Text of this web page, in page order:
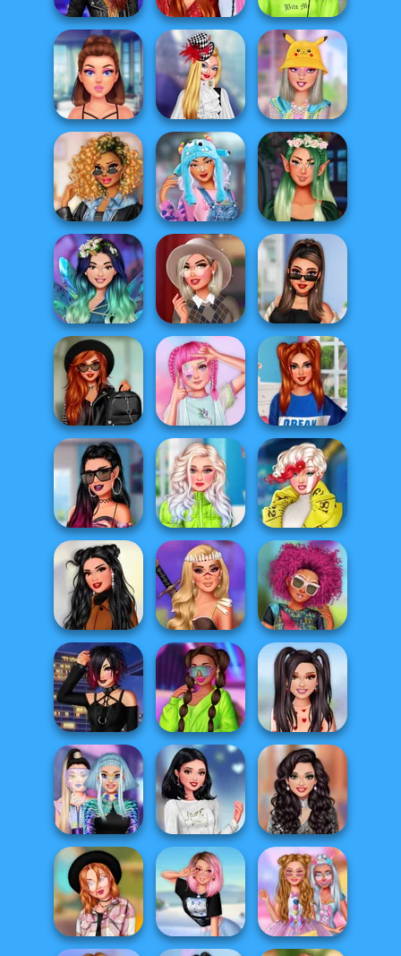
Superheroes
Summer Trends
Villains Summer
#OOTD
TikTok Divas
#likearockstar
Ever After High
Dolls #kidcore
TikTok Stars
Welcome To
Wonder...
Best Viral
Makeup Trends
Fantasy Makeup
TikTok Tips
TikTok Divas
#japanfashion
TikTok Diva
Weekly Planner
TikTok Divas
#likeforlikes
Hollywood Stars
#preppy
Enchanted
Princesses
Villains Join The
Princesses S...
Fairy Kei Fashion
Villains Vs
Princesses
School...
Ever After High
#future
Puffer Jacket
Divas
TikTok Stars
#justforfun
Afropunk
Princesses
Brave Princesses
Dreamy Winter
Date
TikTok Divas
Lovecore
Insta Divas Crazy
Neon Party
V-Kei Fashion
Influencers' New
Year's Eve Pa...
My Perfect Winter
Holiday Self...
Insta Girls
Intergalactic
Look...